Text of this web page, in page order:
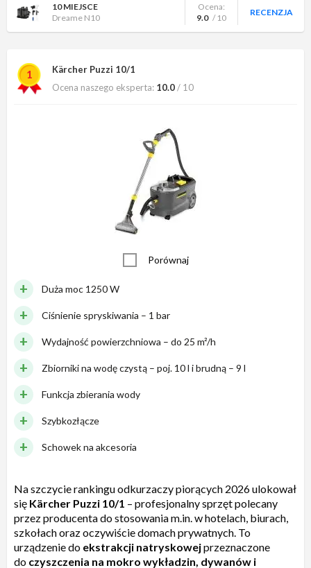
10 MIEJSCE
Dreame N10
Ocena:
9.0 / 10
RECENZJA
1
Kärcher Puzzi 10/1
Ocena naszego eksperta: 10.0/ 10
Porównaj
Duża moc 1250 W
Ciśnienie spryskiwania – 1 bar
Wydajność powierzchniowa – do 25 m²/h
Zbiorniki na wodę czystą – poj. 10 l i brudną – 9 l
Funkcja zbierania wody
Szybkozłącze
Schowek na akcesoria
Na szczycie rankingu odkurzaczy piorących 2026 ulokował
się Kärcher Puzzi 10/1 – profesjonalny sprzęt polecany
przez producenta do stosowania m.in. w hotelach, biurach,
szkołach oraz oczywiście domach prywatnych. To
urządzenie do ekstrakcji natryskowejprzeznaczone
do czyszczenia na mokro wykładzin, dywanów i